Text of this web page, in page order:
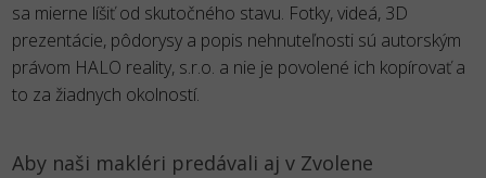
sa mierne líšiť od skutočného stavu. Fotky, videá, 3D
prezentácie, pôdorysy a popis nehnuteľnosti sú autorským
právom HALO reality, s.r.o. a nie je povolené ich kopírovať a
to za žiadnych okolností.
Aby naši makléri predávali aj v Zvolene